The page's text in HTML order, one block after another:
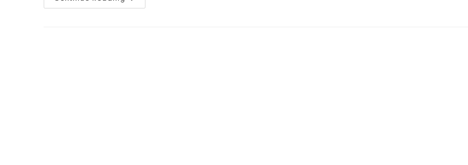
Sekat